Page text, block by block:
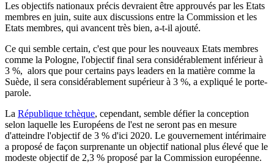
Les objectifs nationaux précis devraient être approuvés par les Etats
membres en juin, suite aux discussions entre la Commission et les
Etats membres, qui avancent très bien, a-t-il ajouté.
Ce qui semble certain, c'est que pour les nouveaux Etats membres
comme la Pologne, l'objectif final sera considérablement inférieur à
3 %, alors que pour certains pays leaders en la matière comme la
Suède, il sera considérablement supérieur à 3 %, a expliqué le porte-
parole.
La République tchèque, cependant, semble défier la conception
selon laquelle les Européens de l'est ne seront pas en mesure
d'atteindre l'objectif de 3 % d'ici 2020. Le gouvernement intérimaire
a proposé de façon surprenante un objectif national plus élevé que le
modeste objectif de 2,3 % proposé par la Commission européenne.